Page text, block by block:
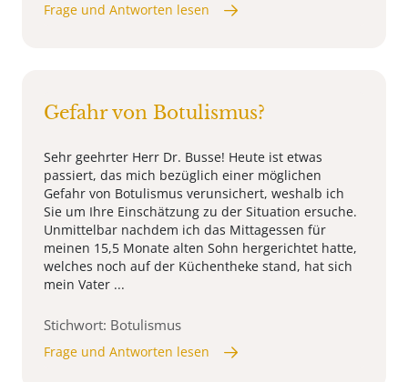
Frage und Antworten lesen
Gefahr von Botulismus?
Sehr geehrter Herr Dr. Busse! Heute ist etwas
passiert, das mich bezüglich einer möglichen
Gefahr von Botulismus verunsichert, weshalb ich
Sie um Ihre Einschätzung zu der Situation ersuche.
Unmittelbar nachdem ich das Mittagessen für
meinen 15,5 Monate alten Sohn hergerichtet hatte,
welches noch auf der Küchentheke stand, hat sich
mein Vater ...
Stichwort: Botulismus
Frage und Antworten lesen